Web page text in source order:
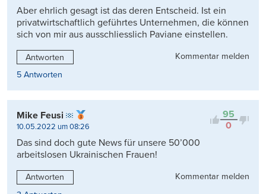
Aber ehrlich gesagt ist das deren Entscheid. Ist ein
privatwirtschaftlich geführtes Unternehmen, die können
sich von mir aus ausschliesslich Paviane einstellen.
Antworten
Kommentar melden
5 Antworten
95
0
Mike Feusi
10.05.2022 um 08:26
Das sind doch gute News für unsere 50’000
arbeitslosen Ukrainischen Frauen!
Antworten
Kommentar melden